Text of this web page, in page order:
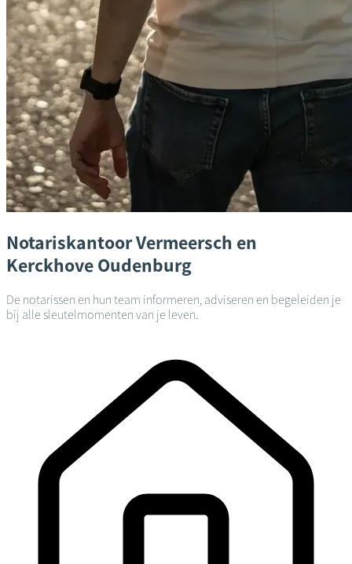
NotariskantoorVermeersch en
Kerckhove Oudenburg
De notarissen en hun team informeren, adviseren en begeleiden je
bij alle sleutelmomenten van je leven.